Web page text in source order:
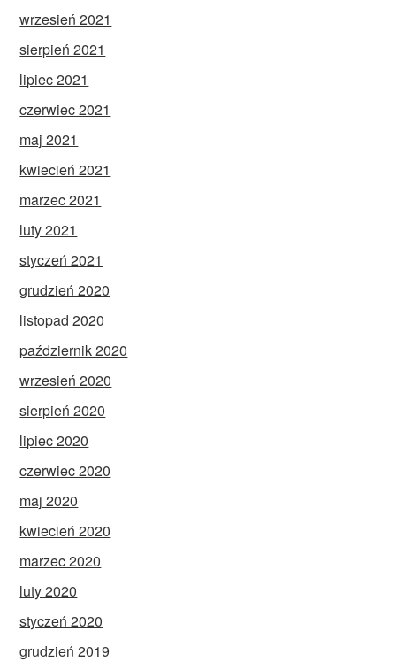
wrzesień 2021
sierpień 2021
lipiec 2021
czerwiec 2021
maj 2021
kwiecień 2021
marzec 2021
luty 2021
styczeń 2021
grudzień 2020
listopad 2020
październik 2020
wrzesień 2020
sierpień 2020
lipiec 2020
czerwiec 2020
maj 2020
kwiecień 2020
marzec 2020
luty 2020
styczeń 2020
grudzień 2019